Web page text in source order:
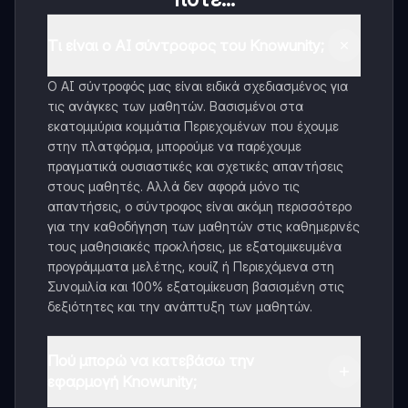
Ο AI σύντροφός μας είναι ειδικά σχεδιασμένος για
τις ανάγκες των μαθητών. Βασισμένοι στα
εκατομμύρια κομμάτια Περιεχομένων που έχουμε
στην πλατφόρμα, μπορούμε να παρέχουμε
πραγματικά ουσιαστικές και σχετικές απαντήσεις
στους μαθητές. Αλλά δεν αφορά μόνο τις
απαντήσεις, ο σύντροφος είναι ακόμη περισσότερο
για την καθοδήγηση των μαθητών στις καθημερινές
τους μαθησιακές προκλήσεις, με εξατομικευμένα
προγράμματα μελέτης, κουίζ ή Περιεχόμενα στη
Συνομιλία και 100% εξατομίκευση βασισμένη στις
δεξιότητες και την ανάπτυξη των μαθητών.